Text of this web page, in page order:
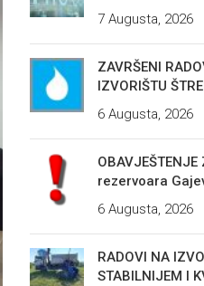
7 Augusta, 2026
ZAVRŠENI
IZVORIŠTU
6 Augusta, 2026
rezervoara
6 Augusta, 2026
RADOVI NA
STABILNIJEM I